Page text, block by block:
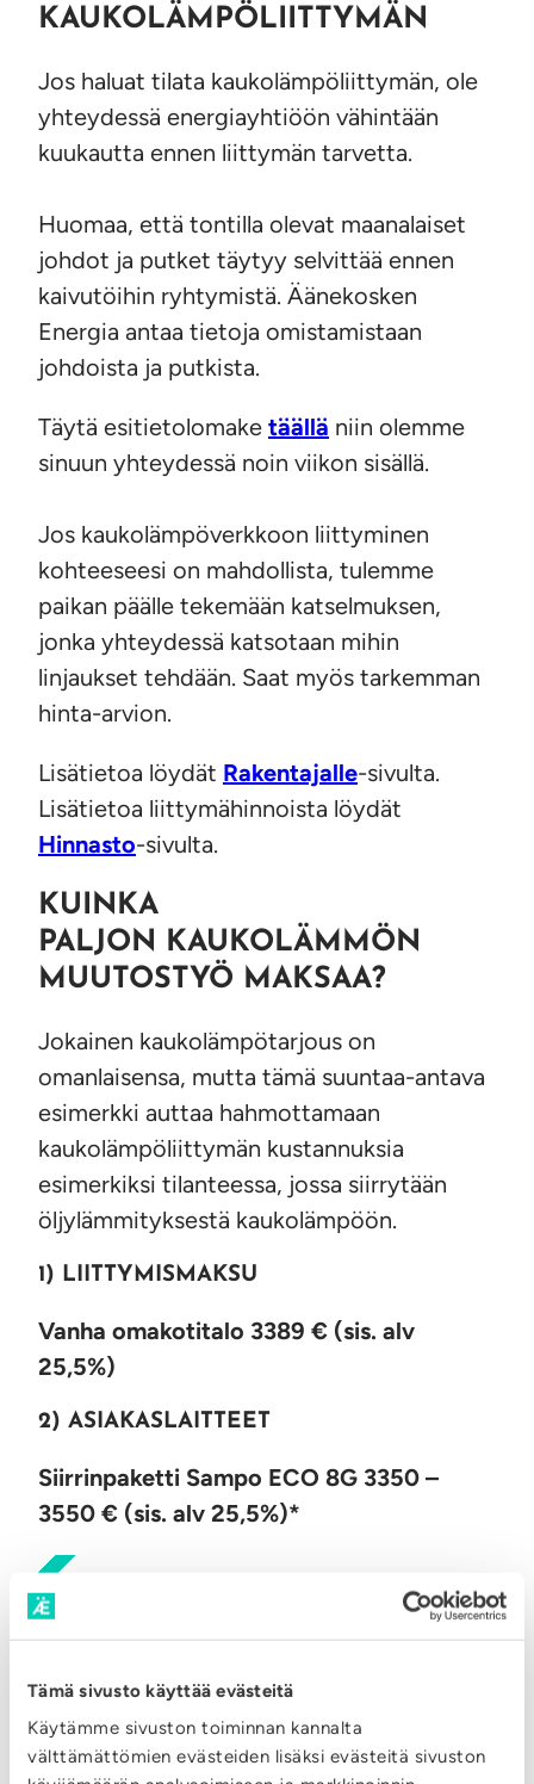
Tämä sivusto käyttää evästeitä
Käytämme sivuston toiminnan kannalta
välttämättömien evästeiden lisäksi evästeitä sivuston
KAUKOLÄMPÖLIITTYMÄN
Jos haluat tilata kaukolämpöliittymän, ole
yhteydessä energiayhtiöön vähintään
kuukautta ennen liittymän tarvetta.
Huomaa, että tontilla olevat maanalaiset
johdot ja putket täytyy selvittää ennen
kaivutöihin ryhtymistä. Äänekosken
Energia antaa tietoja omistamistaan
johdoista ja putkista.
Täytä esitietolomake täällä niin olemme
sinuun yhteydessä noin viikon sisällä.
Jos kaukolämpöverkkoon liittyminen
kohteeseesi on mahdollista, tulemme
paikan päälle tekemään katselmuksen,
jonka yhteydessä katsotaan mihin
linjaukset tehdään. Saat myös tarkemman
hinta-arvion.
Lisätietoa löydät Rakentajalle-sivulta.
Lisätietoa liittymähinnoista löydät
Hinnasto-sivulta.
KUINKA
PALJON KAUKOLÄMMÖN
MUUTOSTYÖ MAKSAA?
Jokainen kaukolämpötarjous on
omanlaisensa, mutta tämä suuntaa-antava
esimerkki auttaa hahmottamaan
kaukolämpöliittymän kustannuksia
esimerkiksi tilanteessa, jossa siirrytään
öljylämmityksestä kaukolämpöön.
1) LIITTYMISMAKSU
Vanha omakotitalo 3389 € (sis. alv
25,5%)
2) ASIAKASLAITTEET
Siirrinpaketti Sampo ECO 8G 3350 –
3550 € (sis. alv 25,5%)*
Sopii saneeraukseen, patteri-
2-piirinen Siemens ilman KVP
Lämmityspumppu Grundfos Alpha 2
25-60.